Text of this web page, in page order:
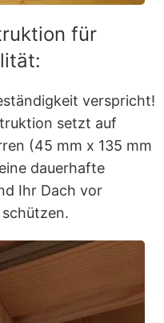
für
verspricht!
setzt auf
(45 mm x 135 mm
dauerhafte
Ihr Dach vor